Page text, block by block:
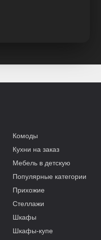
Комоды
Кухни на заказ
Мебель в детскую
Популярные категории
Прихожие
Стеллажи
Шкафы
Шкафы-купе